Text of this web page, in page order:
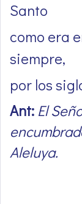
Santo
como era
siempre,
por los
Ant: El
Aleluya.